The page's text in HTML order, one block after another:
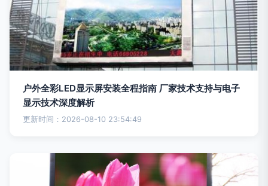
户外全彩LED显示屏安装全程指南 厂家技术支持与电子
显示技术深度解析
更新时间：2026-08-10 23:54:49